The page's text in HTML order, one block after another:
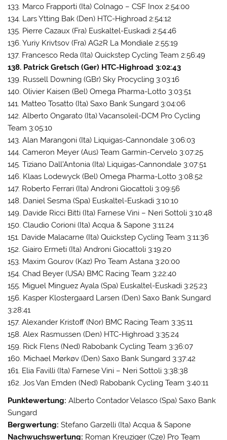
133. Marco Frapporti (Ita) Colnago – CSF Inox 2:54:00
134. Lars Ytting Bak (Den) HTC-Highroad 2:54:12
135. Pierre Cazaux (Fra) Euskaltel-Euskadi 2:54:46
136. Yuriy Krivtsov (Fra) AG2R La Mondiale 2:55:19
137. Francesco Reda (Ita) Quickstep Cycling Team 2:56:49
138. Patrick Gretsch (Ger) HTC-Highroad 3:02:43
139. Russell Downing (GBr) Sky Procycling 3:03:16
140. Olivier Kaisen (Bel) Omega Pharma-Lotto 3:03:51
141. Matteo Tosatto (Ita) Saxo Bank Sungard 3:04:06
142. Alberto Ongarato (Ita) Vacansoleil-DCM Pro Cycling
Team 3:05:10
143. Alan Marangoni (Ita) Liquigas-Cannondale 3:06:03
144. Cameron Meyer (Aus) Team Garmin-Cervelo 3:07:25
145. Tiziano Dall’Antonia (Ita) Liquigas-Cannondale 3:07:51
146. Klaas Lodewyck (Bel) Omega Pharma-Lotto 3:08:52
147. Roberto Ferrari (Ita) Androni Giocattoli 3:09:56
148. Daniel Sesma (Spa) Euskaltel-Euskadi 3:10:10
149. Davide Ricci Bitti (Ita) Farnese Vini – Neri Sottoli 3:10:48
150. Claudio Corioni (Ita) Acqua & Sapone 3:11:24
151. Davide Malacarne (Ita) Quickstep Cycling Team 3:11:36
152. Giairo Ermeti (Ita) Androni Giocattoli 3:19:20
153. Maxim Gourov (Kaz) Pro Team Astana 3:20:00
154. Chad Beyer (USA) BMC Racing Team 3:22:40
155. Miguel Minguez Ayala (Spa) Euskaltel-Euskadi 3:25:23
156. Kasper Klostergaard Larsen (Den) Saxo Bank Sungard
3:28:41
157. Alexander Kristoff (Nor) BMC Racing Team 3:35:11
158. Alex Rasmussen (Den) HTC-Highroad 3:35:24
159. Rick Flens (Ned) Rabobank Cycling Team 3:36:07
160. Michael Mørkøv (Den) Saxo Bank Sungard 3:37:42
161. Elia Favilli (Ita) Farnese Vini – Neri Sottoli 3:38:38
162. Jos Van Emden (Ned) Rabobank Cycling Team 3:40:11
Punktewertung: Alberto Contador Velasco (Spa) Saxo Bank
Sungard
Bergwertung: Stefano Garzelli (Ita) Acqua & Sapone
Nachwuchswertung: Roman Kreuziger (Cze) Pro Team